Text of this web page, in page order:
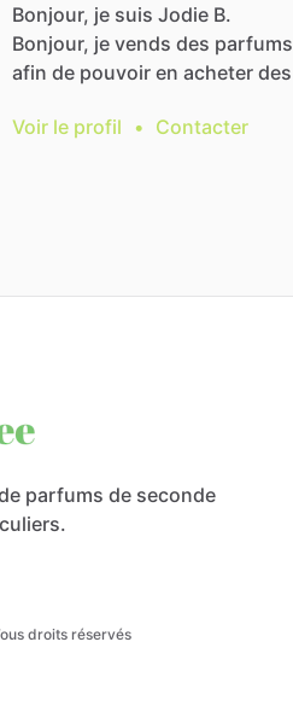
Bonjour, je suis Jodie B.
Bonjour, je vends des parfums
afin de pouvoir en acheter des
Voir le profil • Contacter
parfums de seconde
droits réservés